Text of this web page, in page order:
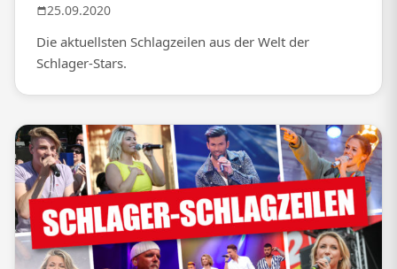
25.09.2020
Die aktuellsten Schlagzeilen aus der Welt der
Schlager-Stars.